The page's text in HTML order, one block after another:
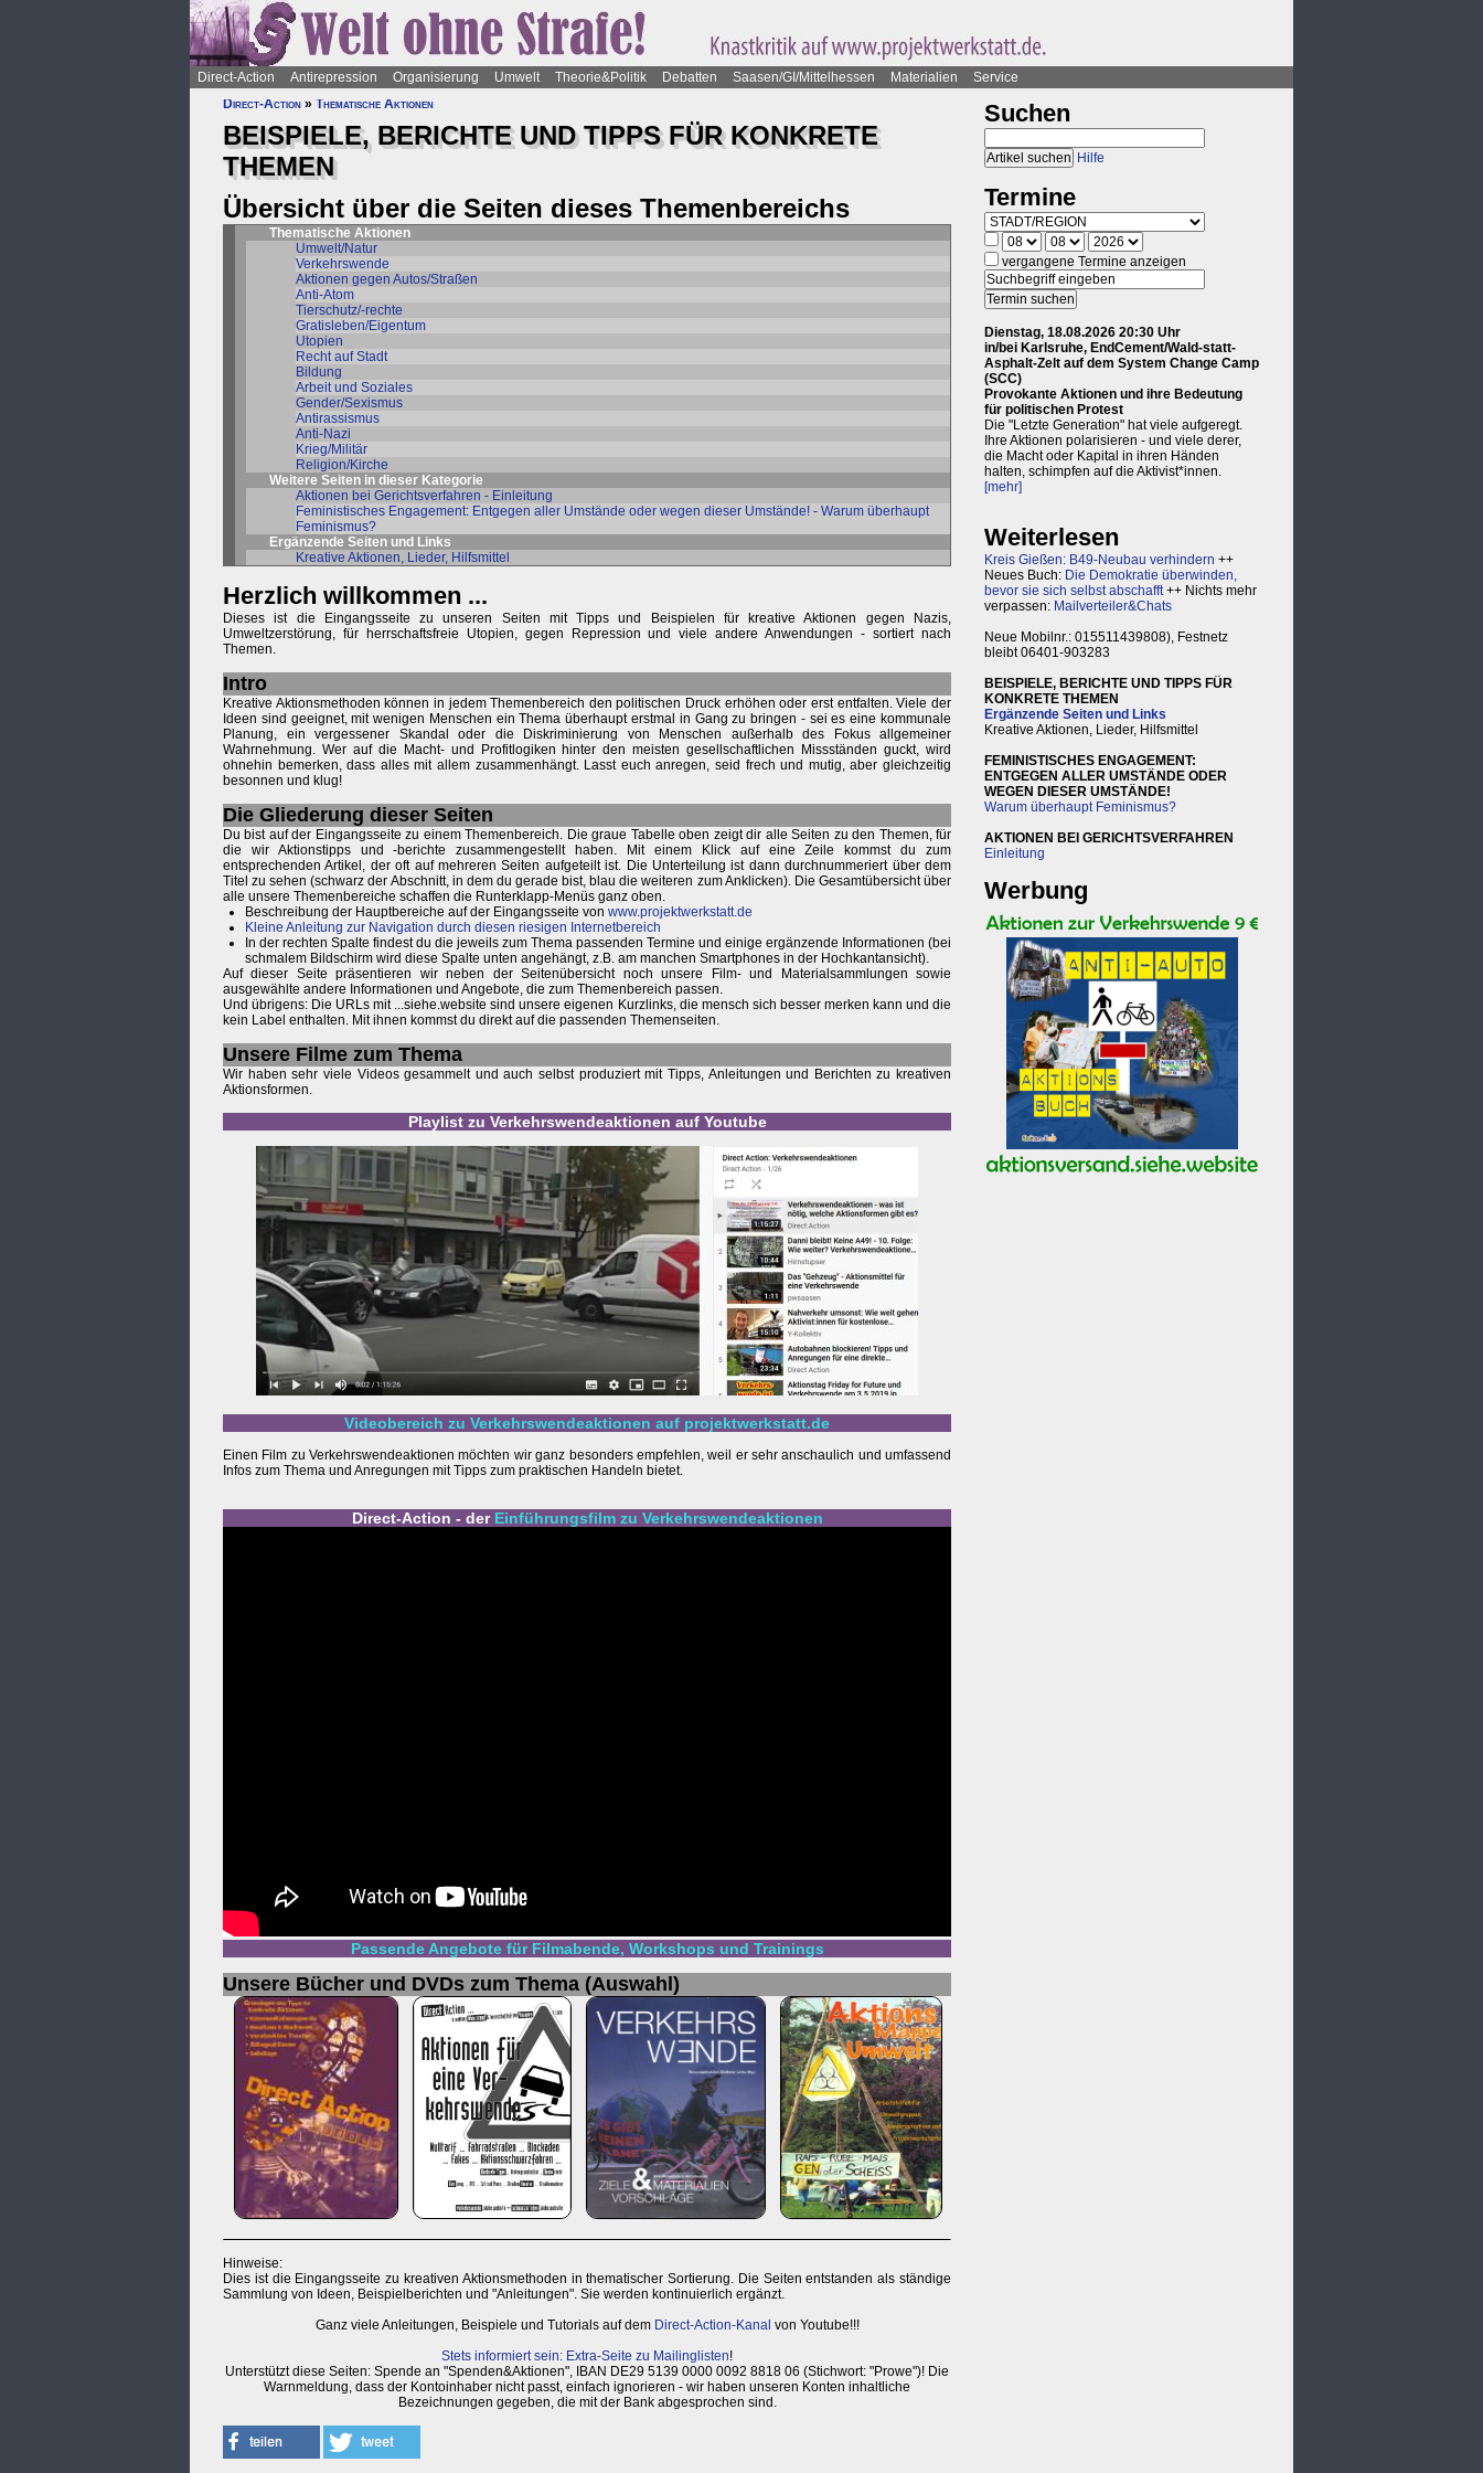
Direct-Action Antirepression Organisierung Umwelt Theorie&Politik Debatten Saasen/GI/Mittelhessen Materialien
Service
Direct-Action » Thematische Aktionen
BEISPIELE, BERICHTE UND TIPPS FÜR KONKRETE
THEMEN
Übersicht über die Seiten dieses Themenbereichs
Thematische Aktionen
Umwelt/Natur
Verkehrswende
Aktionen gegen Autos/Straßen
Anti-Atom
Tierschutz/-rechte
Gratisleben/Eigentum
Utopien
Recht auf Stadt
Bildung
Arbeit und Soziales
Gender/Sexismus
Antirassismus
Anti-Nazi
Krieg/Militär
Religion/Kirche
Weitere Seiten in dieser Kategorie
Aktionen bei Gerichtsverfahren - Einleitung
Feministisches Engagement: Entgegen aller Umstände oder wegen dieser Umstände! - Warum überhaupt
Feminismus?
Ergänzende Seiten und Links
Kreative Aktionen, Lieder, Hilfsmittel
Herzlich willkommen ...
Dieses ist die Eingangsseite zu unseren Seiten mit Tipps und Beispielen für kreative Aktionen gegen Nazis,
Umweltzerstörung, für herrschaftsfreie Utopien, gegen Repression und viele andere Anwendungen - sortiert nach
Themen.
Intro
Kreative Aktionsmethoden können in jedem Themenbereich den politischen Druck erhöhen oder erst entfalten. Viele der
Ideen sind geeignet, mit wenigen Menschen ein Thema überhaupt erstmal in Gang zu bringen - sei es eine kommunale
Planung, ein vergessener Skandal oder die Diskriminierung von Menschen außerhalb des Fokus allgemeiner
Wahrnehmung. Wer auf die Macht- und Profitlogiken hinter den meisten gesellschaftlichen Missständen guckt, wird
ohnehin bemerken, dass alles mit allem zusammenhängt. Lasst euch anregen, seid frech und mutig, aber gleichzeitig
besonnen und klug!
Die Gliederung dieser Seiten
Du bist auf der Eingangsseite zu einem Themenbereich. Die graue Tabelle oben zeigt dir alle Seiten zu den Themen, für
die wir Aktionstipps und -berichte zusammengestellt haben. Mit einem Klick auf eine Zeile kommst du zum
entsprechenden Artikel, der oft auf mehreren Seiten aufgeteilt ist. Die Unterteilung ist dann durchnummeriert über dem
Titel zu sehen (schwarz der Abschnitt, in dem du gerade bist, blau die weiteren zum Anklicken). Die Gesamtübersicht über
alle unsere Themenbereiche schaffen die Runterklapp-Menüs ganz oben.
Beschreibung der Hauptbereiche auf der Eingangsseite von www.projektwerkstatt.de
Kleine Anleitung zur Navigation durch diesen riesigen Internetbereich
In der rechten Spalte findest du die jeweils zum Thema passenden Termine und einige ergänzende Informationen (bei
schmalem Bildschirm wird diese Spalte unten angehängt, z.B. am manchen Smartphones in der Hochkantansicht).
Auf dieser Seite präsentieren wir neben der Seitenübersicht noch unsere Film- und Materialsammlungen sowie
ausgewählte andere Informationen und Angebote, die zum Themenbereich passen.
Und übrigens: Die URLs mit ...siehe.website sind unsere eigenen Kurzlinks, die mensch sich besser merken kann und die
kein Label enthalten. Mit ihnen kommst du direkt auf die passenden Themenseiten.
Unsere Filme zum Thema
Wir haben sehr viele Videos gesammelt und auch selbst produziert mit Tipps, Anleitungen und Berichten zu kreativen
Aktionsformen.
Playlist zu Verkehrswendeaktionen auf Youtube
Videobereich zu Verkehrswendeaktionen auf projektwerkstatt.de
Einen Film zu Verkehrswendeaktionen möchten wir ganz besonders empfehlen, weil er sehr anschaulich und umfassend
Infos zum Thema und Anregungen mit Tipps zum praktischen Handeln bietet.
Direct-Action - der Einführungsfilm zu Verkehrswendeaktionen
Passende Angebote für Filmabende, Workshops und Trainings
Unsere Bücher und DVDs zum Thema (Auswahl)
Hinweise:
Dies ist die Eingangsseite zu kreativen Aktionsmethoden in thematischer Sortierung. Die Seiten entstanden als ständige
Sammlung von Ideen, Beispielberichten und "Anleitungen". Sie werden kontinuierlich ergänzt.
Ganz viele Anleitungen, Beispiele und Tutorials auf dem Direct-Action-Kanal von Youtube!!!
Stets informiert sein: Extra-Seite zu Mailinglisten!
Unterstützt diese Seiten: Spende an "Spenden&Aktionen", IBAN DE29 5139 0000 0092 8818 06 (Stichwort: "Prowe")! Die
Warnmeldung, dass der Kontoinhaber nicht passt, einfach ignorieren - wir haben unseren Konten inhaltliche
Bezeichnungen gegeben, die mit der Bank abgesprochen sind.
Suchen
Hilfe
Termine
vergangene Termine anzeigen
Dienstag, 18.08.2026 20:30 Uhr
in/bei Karlsruhe, EndCement/Wald-statt-
Asphalt-Zelt auf dem System Change Camp
(SCC)
Provokante Aktionen und ihre Bedeutung
für politischen Protest
Die "Letzte Generation" hat viele aufgeregt.
Ihre Aktionen polarisieren - und viele derer,
die Macht oder Kapital in ihren Händen
halten, schimpfen auf die Aktivist*innen.
[mehr]
Weiterlesen
Kreis Gießen: B49-Neubau verhindern ++
Neues Buch: Die Demokratie überwinden,
bevor sie sich selbst abschafft++ Nichts mehr
verpassen: Mailverteiler&Chats
Neue Mobilnr.: 015511439808), Festnetz
bleibt 06401-903283
BEISPIELE, BERICHTE UND TIPPS FÜR
KONKRETE THEMEN
Ergänzende Seiten und Links
Kreative Aktionen, Lieder, Hilfsmittel
FEMINISTISCHES ENGAGEMENT:
ENTGEGEN ALLER UMSTÄNDE ODER
WEGEN DIESER UMSTÄNDE!
Warum überhaupt Feminismus?
AKTIONEN BEI GERICHTSVERFAHREN
Einleitung
Werbung